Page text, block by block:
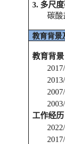
3. 多尺
碳酸
教育背景
教育背景
工作经历